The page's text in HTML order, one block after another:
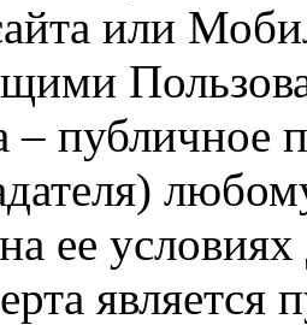
или
– публичное
ее
является